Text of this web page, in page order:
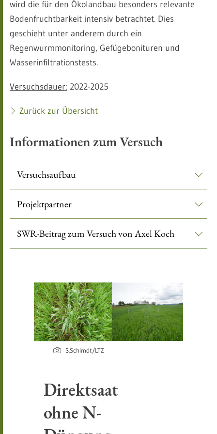
wird die für den Ökolandbau besonders relevante
Bodenfruchtbarkeit intensiv betrachtet. Dies
geschieht unter anderem durch ein
Regenwurmmonitoring, Gefügebonituren und
Wasserinfiltrationstests.
Versuchsdauer: 2022-2025
Zurück zur Übersicht
Informationen zum Versuch
Versuchsaufbau
Projektpartner
SWR-Beitrag zum Versuch von Axel Koch
S.Schimdt/LTZ
Direktsaat
ohne N-